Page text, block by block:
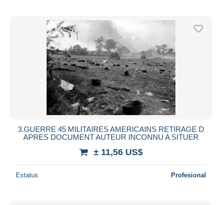
3.GUERRE 45 MILITAIRES AMERICAINS RETIRAGE D
APRES DOCUMENT AUTEUR INCONNU A SITUER
± 11,56 US$
Estatus Profesional